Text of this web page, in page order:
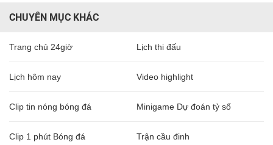
CHUYÊN MỤC KHÁC
Trang chủ 24giờ Lịch thi đấu
Lịch hôm nay Video highlight
Clip tin nóng bóng đá Minigame Dự đoán tỷ số
Clip 1 phút Bóng đá Trận cầu đinh